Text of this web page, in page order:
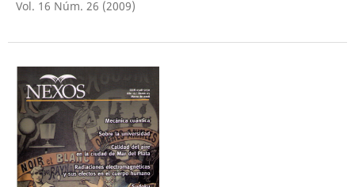
Vol. 16 Núm. 26 (2009)